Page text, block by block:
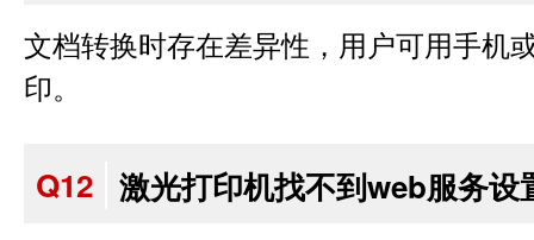
文档转换时存在差异性，用户可用手机
印。
Q12 激光打印机找不到web服务设